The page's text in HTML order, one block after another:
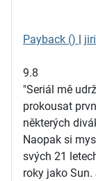
Payback ()
9.8
"Seriál mě
prokousat
některých
Naopak si
svých 21
roky jako